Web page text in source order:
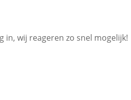
wij reageren zo snel mogelijk!